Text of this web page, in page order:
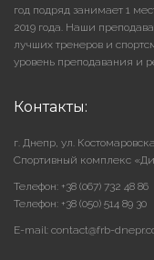
год подряд занимает 1
2019 года. Наши
лучших тренеров и
уровень преподавания и
Контакты:
г. Днепр, ул.
Cпортивный комплекс
Телефон: +38 (067) 732 48 86
Телефон: +38 (050) 514 89 30
E-mail: contact@frb-